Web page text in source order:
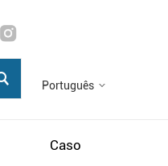
Português
Caso